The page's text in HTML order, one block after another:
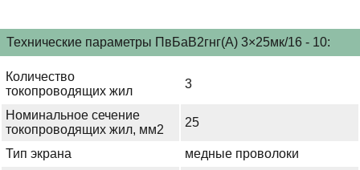
Технические параметры ПвБаВ2гнг(А) 3×25мк/16 - 10:
Количество
токопроводящих жил
3
Номинальное сечение
токопроводящих жил, мм2
25
Тип экрана
медные проволоки